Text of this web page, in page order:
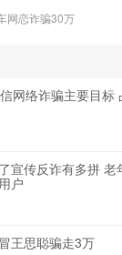
网恋诈骗30万
网络诈骗主要目标
宣传反诈有多拼
户
王思聪骗走3万